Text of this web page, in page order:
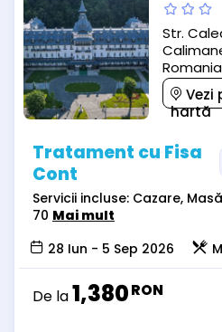
Str.
Romania
Vezi
hartă
Tratament cu Fisa
Cont
Servicii incluse: Cazare,
70 Mai mult
28 Iun - 5 Sep 2026
De la1,380RON